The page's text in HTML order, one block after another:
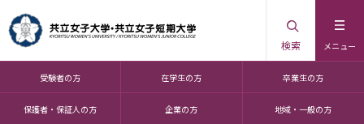
メニュー
検索
受験者の方 在学生の方 卒業生の方
保護者・保証人の方 企業の方 地域・一般の方